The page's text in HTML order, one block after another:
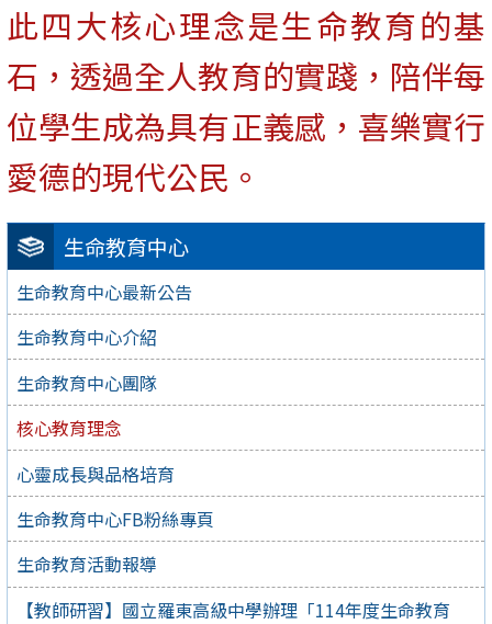
生命教育中心
生命教育中心最新公告
生命教育中心介紹
生命教育中心團隊
核心教育理念
心靈成長與品格培育
生命教育中心FB粉絲專頁
生命教育活動報導
【教師研習】國立羅東高級中學辦理「114年度生命教育
此四大核心理念是生命教育的基
石，透過全人教育的實踐，陪伴每
位學生成為具有正義感，喜樂實行
愛德的現代公民。